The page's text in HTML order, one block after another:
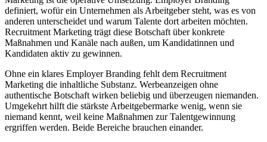
definiert, wofür ein Unternehmen als Arbeitgeber steht, was es von
anderen unterscheidet und warum Talente dort arbeiten möchten.
Recruitment Marketing trägt diese Botschaft über konkrete
Maßnahmen und Kanäle nach außen, um Kandidatinnen und
Kandidaten aktiv zu gewinnen.
Ohne ein klares Employer Branding fehlt dem Recruitment
Marketing die inhaltliche Substanz. Werbeanzeigen ohne
authentische Botschaft wirken beliebig und überzeugen niemanden.
Umgekehrt hilft die stärkste Arbeitgebermarke wenig, wenn sie
niemand kennt, weil keine Maßnahmen zur Talentgewinnung
ergriffen werden. Beide Bereiche brauchen einander.